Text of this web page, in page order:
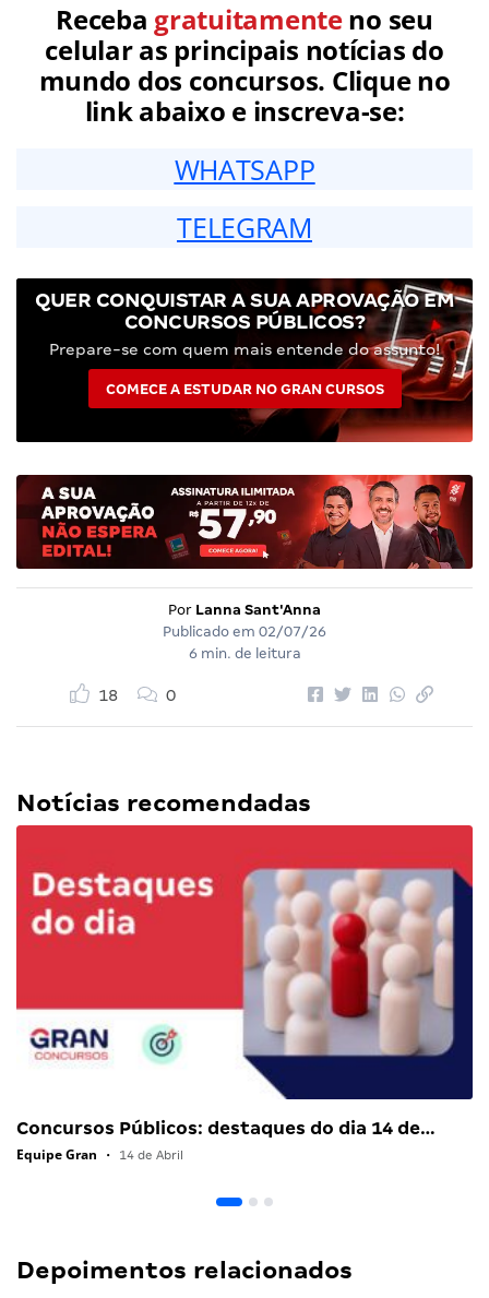
Receba gratuitamenteno seu
celular as principais notícias do
mundo dos concursos. Clique no
link abaixo e inscreva-se:
WHATSAPP
TELEGRAM
QUER CONQUISTAR A SUA APROVAÇÃO EM
CONCURSOS PÚBLICOS?
Prepare-se com quem mais entende do assunto!
COMECE A ESTUDAR NO GRAN CURSOS
Por Lanna Sant'Anna
Publicado em 02/07/26
6 min. de leitura
18 0
Notícias recomendadas
Concursos Públicos: destaques do dia 14 de…
Equipe Gran • 14 de Abril
Depoimentos relacionados